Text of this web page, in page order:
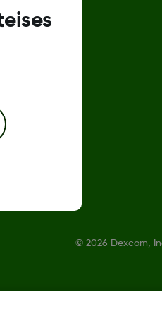
© 2026 Dexcom,